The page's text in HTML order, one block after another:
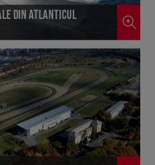
DIN ATLANTICUL